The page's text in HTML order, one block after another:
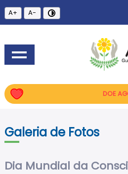
A+ A-
DOE
Galeria de Fotos
Dia Mundial da